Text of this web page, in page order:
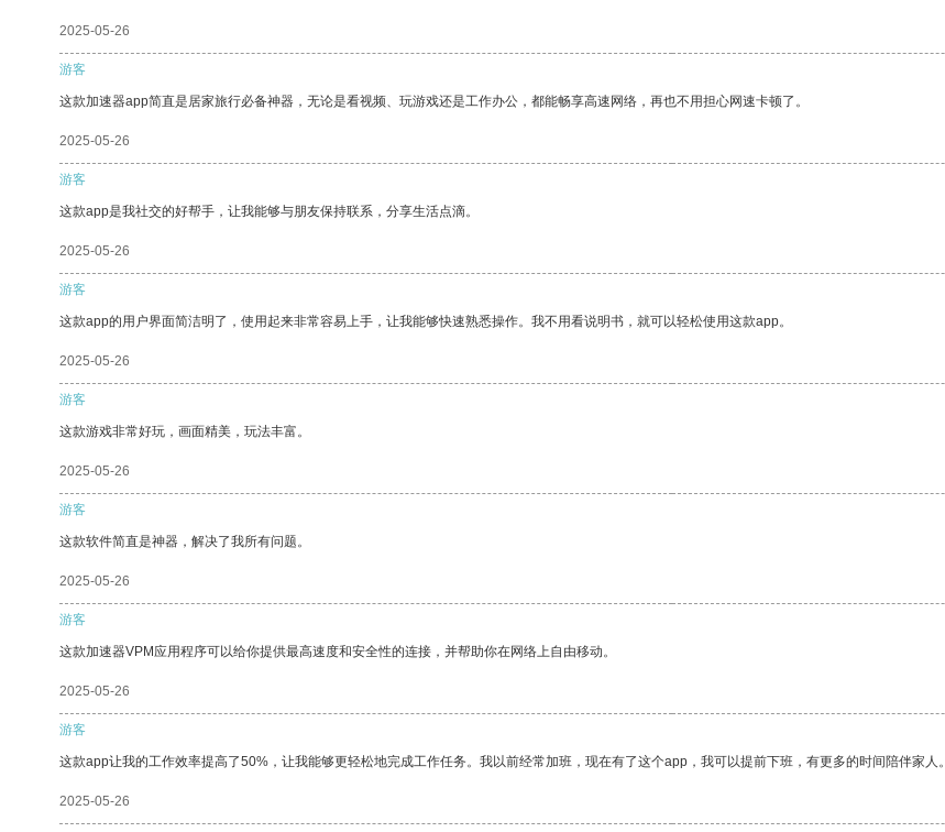
2025-05-26
游客
这款加速器app简直是居家旅行必备神器，无论是看视频、玩游戏还是工作办公，都能畅享高速网络，再也不用担心网速卡顿了。
2025-05-26
游客
这款app是我社交的好帮手，让我能够与朋友保持联系，分享生活点滴。
2025-05-26
游客
这款app的用户界面简洁明了，使用起来非常容易上手，让我能够快速熟悉操作。我不用看说明书，就可以轻松使用这款app。
2025-05-26
游客
这款游戏非常好玩，画面精美，玩法丰富。
2025-05-26
游客
这款软件简直是神器，解决了我所有问题。
2025-05-26
游客
这款加速器VPM应用程序可以给你提供最高速度和安全性的连接，并帮助你在网络上自由移动。
2025-05-26
游客
这款app让我的工作效率提高了50%，让我能够更轻松地完成工作任务。我以前经常加班，现在有了这个app，我可以提前下班，有更多的时间陪伴家人。
2025-05-26